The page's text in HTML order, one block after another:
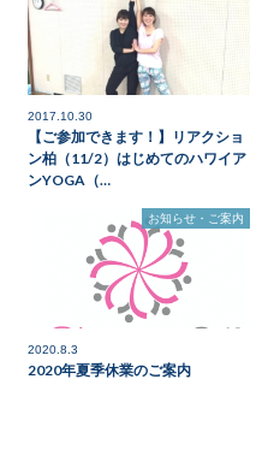
2017.10.30
【ご参加できます！】リアクショ
ン柏（11/2）はじめてのハワイア
ンYOGA（…
お知らせ・ご案内
2020.8.3
2020年夏季休業のご案内